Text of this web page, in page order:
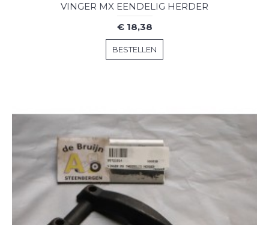
VINGER MX EENDELIG HERDER
€ 18,38
BESTELLEN